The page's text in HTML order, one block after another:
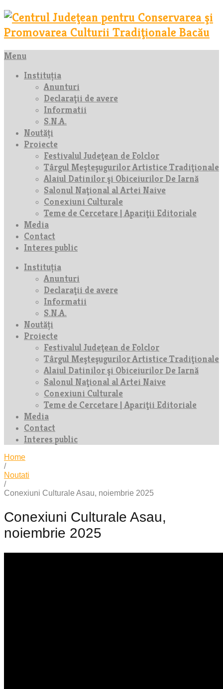
Menu
Instituția
Anunturi
Declaraţii de avere
Informatii
S.N.A.
Noutăți
Proiecte
Festivalul Judeţean de Folclor
Târgul Meşteşugurilor Artistice Tradiţionale
Alaiul Datinilor şi Obiceiurilor De Iarnă
Salonul Naţional al Artei Naive
Conexiuni Culturale
Teme de Cercetare | Apariţii Editoriale
Media
Contact
Interes public
Instituția
Anunturi
Declaraţii de avere
Informatii
S.N.A.
Noutăți
Proiecte
Festivalul Judeţean de Folclor
Târgul Meşteşugurilor Artistice Tradiţionale
Alaiul Datinilor şi Obiceiurilor De Iarnă
Salonul Naţional al Artei Naive
Conexiuni Culturale
Teme de Cercetare | Apariţii Editoriale
Media
Contact
Interes public
Home
/
Noutati
/
Conexiuni Culturale Asau, noiembrie 2025
Conexiuni Culturale Asau,
noiembrie 2025